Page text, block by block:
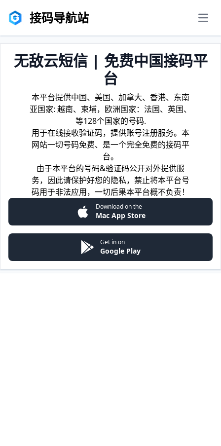
接码导航站
无敌云短信 | 免费中国接码平
台
本平台提供中国、美国、加拿大、香港、东南
亚国家: 越南、柬埔，欧洲国家：法国、英国、
等128个国家的号码.
用于在线接收验证码，提供账号注册服务。本
网站一切号码免费、是一个完全免费的接码平
台。
由于本平台的号码&验证码公开对外提供服
务，因此请保护好您的隐私，禁止将本平台号
码用于非法应用，一切后果本平台概不负责！
Download on the
Mac App Store
Get in on
Google Play